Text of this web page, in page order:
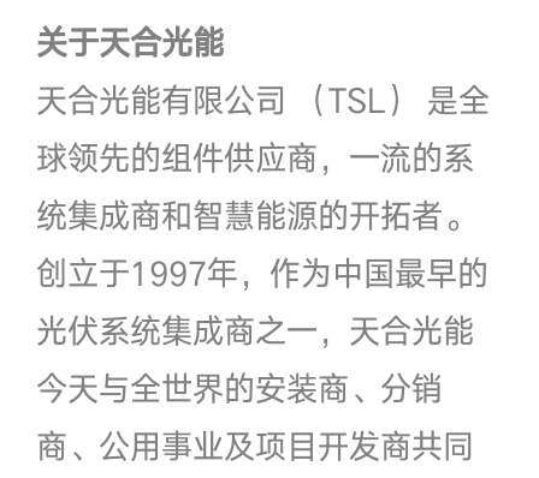
关于天合光能
天合光能有限公司 （TSL） 是全
球领先的组件供应商，一流的系
统集成商和智慧能源的开拓者。
创立于1997年，作为中国最早的
光伏系统集成商之一，天合光能
今天与全世界的安装商、分销
商、公用事业及项目开发商共同